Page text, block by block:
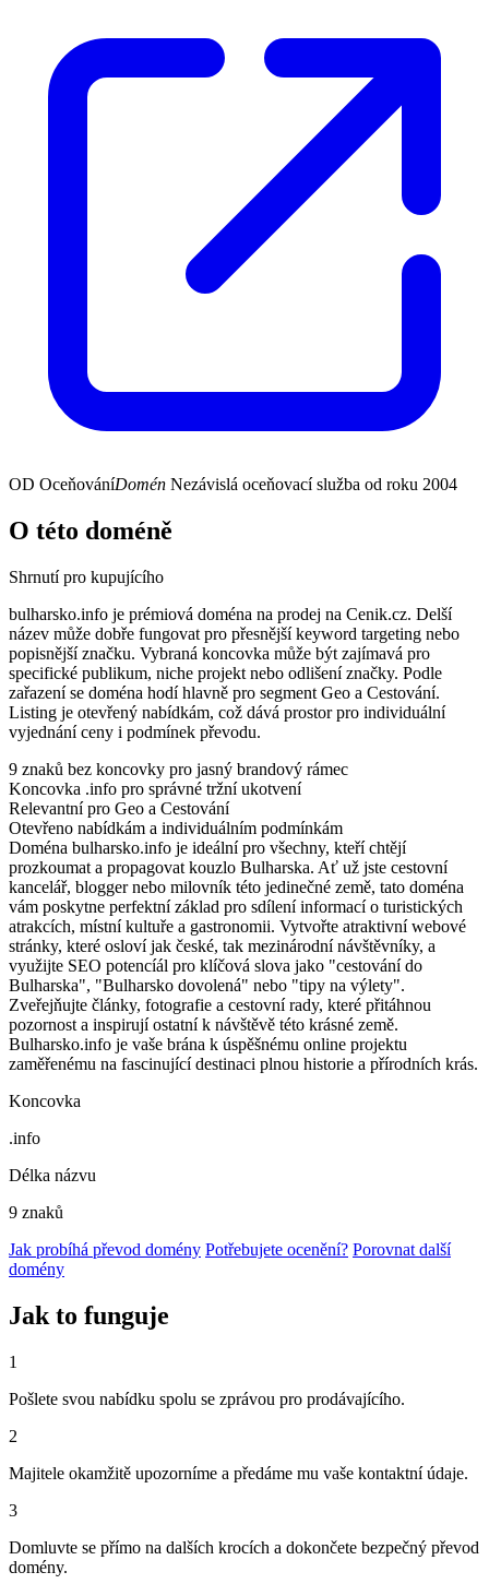
OD OceňováníDomén Nezávislá oceňovací služba od roku 2004
O této doméně
Shrnutí pro kupujícího
bulharsko.info je prémiová doména na prodej na Cenik.cz. Delší
název může dobře fungovat pro přesnější keyword targeting nebo
popisnější značku. Vybraná koncovka může být zajímavá pro
specifické publikum, niche projekt nebo odlišení značky. Podle
zařazení se doména hodí hlavně pro segment Geo a Cestování.
Listing je otevřený nabídkám, což dává prostor pro individuální
vyjednání ceny i podmínek převodu.
9 znaků bez koncovky pro jasný brandový rámec
Koncovka .info pro správné tržní ukotvení
Relevantní pro Geo a Cestování
Otevřeno nabídkám a individuálním podmínkám
Doména bulharsko.info je ideální pro všechny, kteří chtějí
prozkoumat a propagovat kouzlo Bulharska. Ať už jste cestovní
kancelář, blogger nebo milovník této jedinečné země, tato doména
vám poskytne perfektní základ pro sdílení informací o turistických
atrakcích, místní kultuře a gastronomii. Vytvořte atraktivní webové
stránky, které osloví jak české, tak mezinárodní návštěvníky, a
využijte SEO potencíál pro klíčová slova jako "cestování do
Bulharska", "Bulharsko dovolená" nebo "tipy na výlety".
Zveřejňujte články, fotografie a cestovní rady, které přitáhnou
pozornost a inspirují ostatní k návštěvě této krásné země.
Bulharsko.info je vaše brána k úspěšnému online projektu
zaměřenému na fascinující destinaci plnou historie a přírodních krás.
Koncovka
.info
Délka názvu
9 znaků
Jak probíhá převod domény Potřebujete ocenění? Porovnat další
domény
Jak to funguje
1
Pošlete svou nabídku spolu se zprávou pro prodávajícího.
2
Majitele okamžitě upozorníme a předáme mu vaše kontaktní údaje.
3
Domluvte se přímo na dalších krocích a dokončete bezpečný převod
domény.